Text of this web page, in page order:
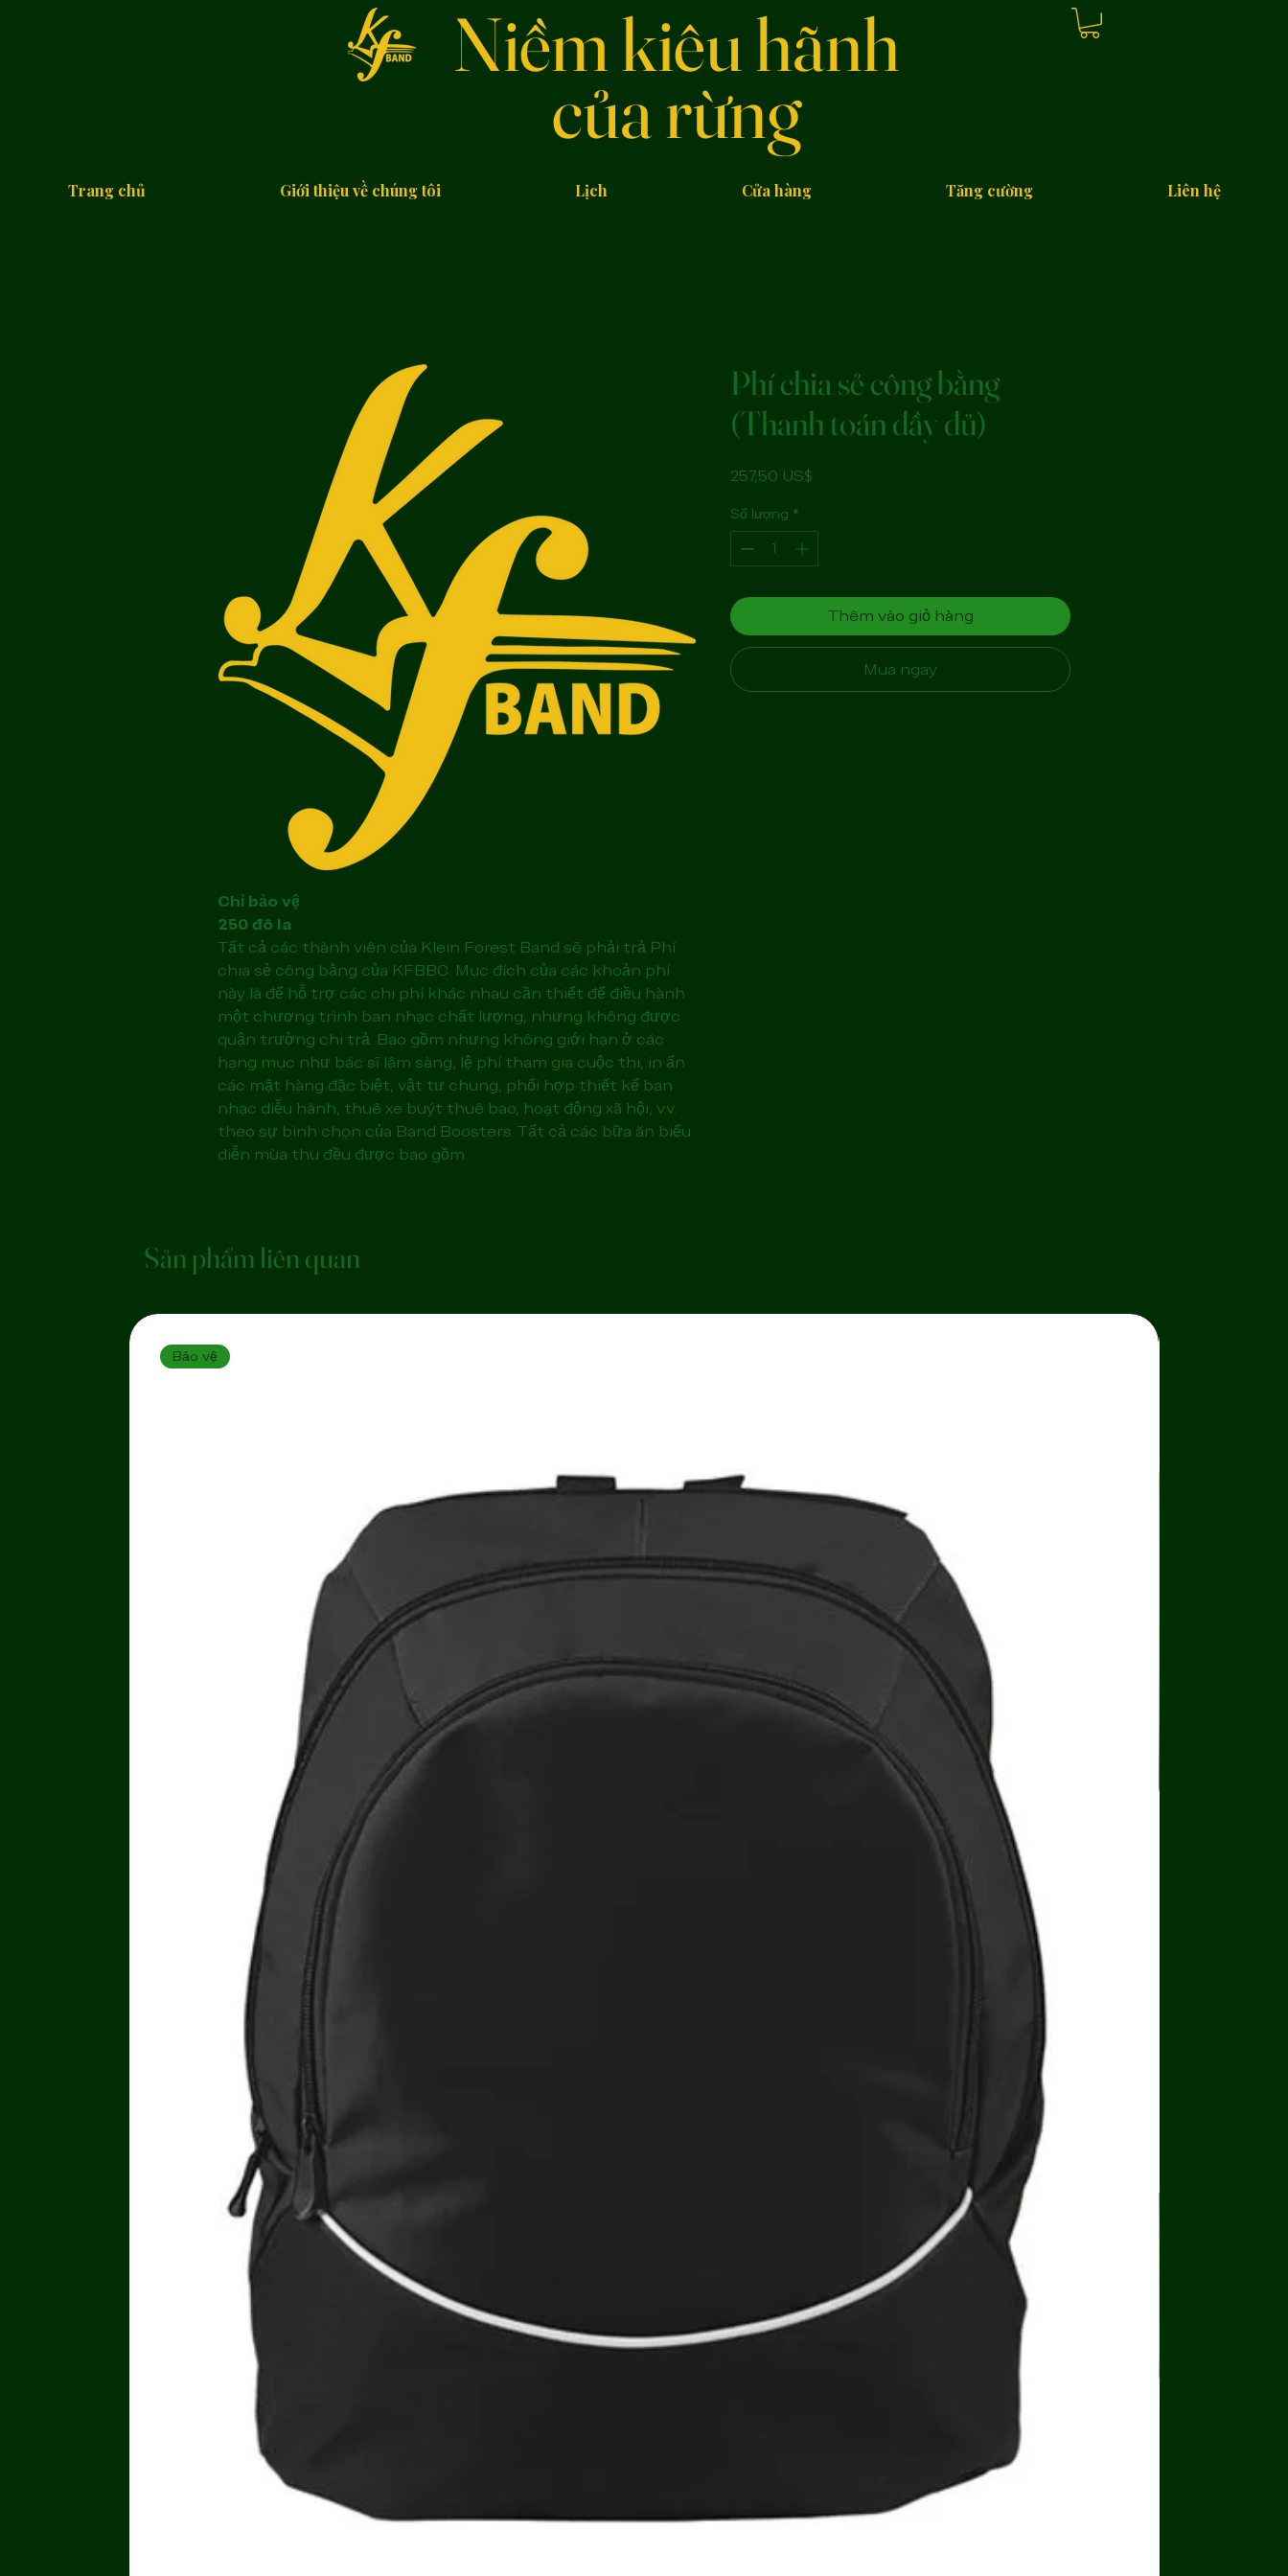
Niềm kiêu hãnh
của rừng
Trang chủ Giới thiệu về chúng tôi Lịch Cửa hàng Tăng cường Liên hệ
Chỉ bảo vệ
250 đô la
Tất cả các thành viên của Klein Forest Band sẽ phải trả Phí
chia sẻ công bằng của KFBBC. Mục đích của các khoản phí
này là để hỗ trợ các chi phí khác nhau cần thiết để điều hành
một chương trình ban nhạc chất lượng, nhưng không được
quận trường chi trả. Bao gồm nhưng không giới hạn ở các
hạng mục như bác sĩ lâm sàng, lệ phí tham gia cuộc thi, in ấn
các mặt hàng đặc biệt, vật tư chung, phối hợp thiết kế ban
nhạc diễu hành, thuê xe buýt thuê bao, hoạt động xã hội, v.v.
theo sự bình chọn của Band Boosters. Tất cả các bữa ăn biểu
diễn mùa thu đều được bao gồm.
Phí chia sẻ công bằng
(Thanh toán đầy đủ)
257,50 US$
Số lượng *
Thêm vào giỏ hàng
Mua ngay
Sản phẩm liên quan
Bảo vệ